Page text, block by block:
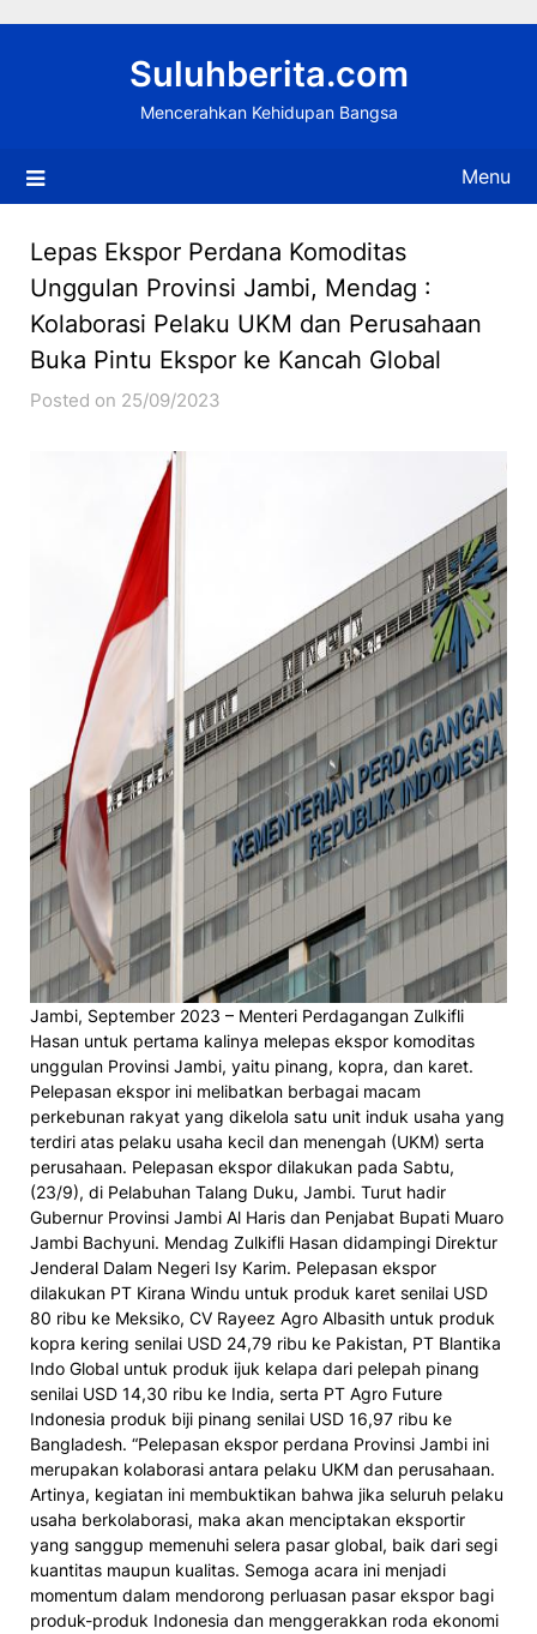
Suluhberita.com
Mencerahkan Kehidupan Bangsa
Menu
Lepas Ekspor Perdana Komoditas
Unggulan Provinsi Jambi, Mendag :
Kolaborasi Pelaku UKM dan Perusahaan
Buka Pintu Ekspor ke Kancah Global
Posted on 25/09/2023
Jambi, September 2023 – Menteri Perdagangan Zulkifli
Hasan untuk pertama kalinya melepas ekspor komoditas
unggulan Provinsi Jambi, yaitu pinang, kopra, dan karet.
Pelepasan ekspor ini melibatkan berbagai macam
perkebunan rakyat yang dikelola satu unit induk usaha yang
terdiri atas pelaku usaha kecil dan menengah (UKM) serta
perusahaan. Pelepasan ekspor dilakukan pada Sabtu,
(23/9), di Pelabuhan Talang Duku, Jambi. Turut hadir
Gubernur Provinsi Jambi Al Haris dan Penjabat Bupati Muaro
Jambi Bachyuni. Mendag Zulkifli Hasan didampingi Direktur
Jenderal Dalam Negeri Isy Karim. Pelepasan ekspor
dilakukan PT Kirana Windu untuk produk karet senilai USD
80 ribu ke Meksiko, CV Rayeez Agro Albasith untuk produk
kopra kering senilai USD 24,79 ribu ke Pakistan, PT Blantika
Indo Global untuk produk ijuk kelapa dari pelepah pinang
senilai USD 14,30 ribu ke India, serta PT Agro Future
Indonesia produk biji pinang senilai USD 16,97 ribu ke
Bangladesh. “Pelepasan ekspor perdana Provinsi Jambi ini
merupakan kolaborasi antara pelaku UKM dan perusahaan.
Artinya, kegiatan ini membuktikan bahwa jika seluruh pelaku
usaha berkolaborasi, maka akan menciptakan eksportir
yang sanggup memenuhi selera pasar global, baik dari segi
kuantitas maupun kualitas. Semoga acara ini menjadi
momentum dalam mendorong perluasan pasar ekspor bagi
produk-produk Indonesia dan menggerakkan roda ekonomi